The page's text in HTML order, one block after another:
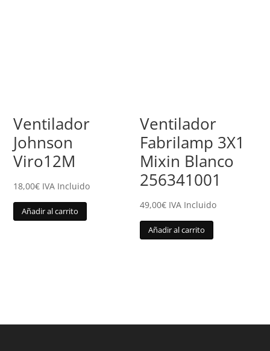
Ventilador
Johnson
Viro12M
18,00€ IVA Incluido
Añadir al carrito
Ventilador
Fabrilamp 3X1
Mixin Blanco
256341001
49,00€ IVA Incluido
Añadir al carrito